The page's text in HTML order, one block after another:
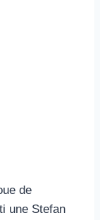
de
une Stefan